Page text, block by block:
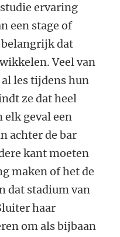
ervaring
een stage of
dat
Veel van
les tijdens hun
ze dat heel
elk geval een
achter de bar
kant moeten
maken of het de
dat stadium van
haar
om als bijbaan